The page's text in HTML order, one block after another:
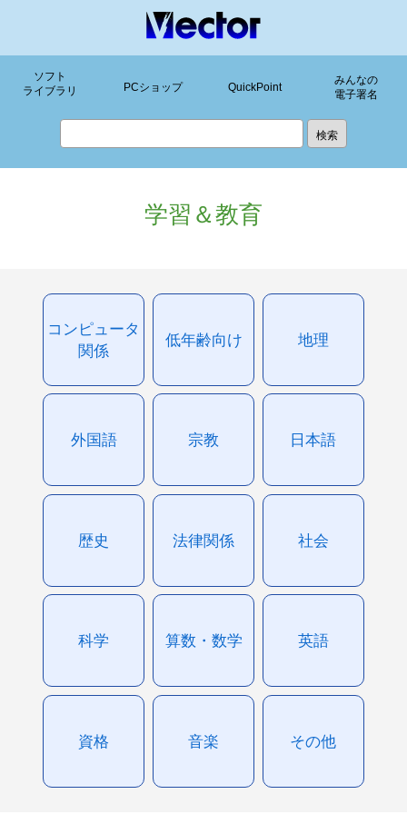
ソフト
ライブラリ
PCショップ QuickPoint
みんなの
電子署名
学習＆教育
コンピュータ
関係
低年齢向け 地理
外国語 宗教 日本語
歴史 法律関係 社会
科学 算数・数学 英語
資格 音楽 その他